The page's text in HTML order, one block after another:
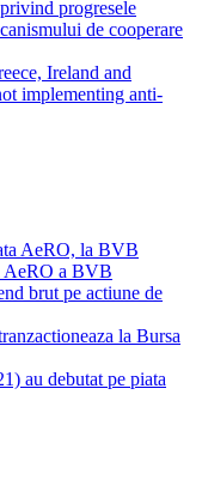
progresele
de cooperare
Ireland and
implementing anti-
AeRO, la BVB
AeRO a BVB
brut pe actiune de
la Bursa
au debutat pe piata